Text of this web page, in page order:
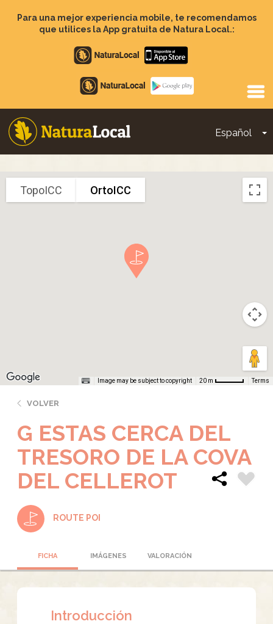
contenido
Para una mejor experiencia mobile, te recomendamos
que utilices la App gratuita de Natura Local.:
Apple
store
Google
Play
Español
Main
TopoICC OrtoICC
Image may be subject to copyright 20 m Terms
VOLVER
G ESTAS CERCA DEL
TRESORO DE LA COVA
DEL CELLEROT
ROUTE POI
FICHA IMÁGENES VALORACIÓN
Introducción